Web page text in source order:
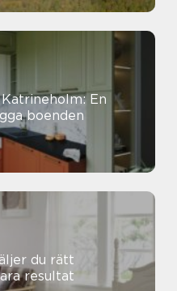
En
boenden
resultat